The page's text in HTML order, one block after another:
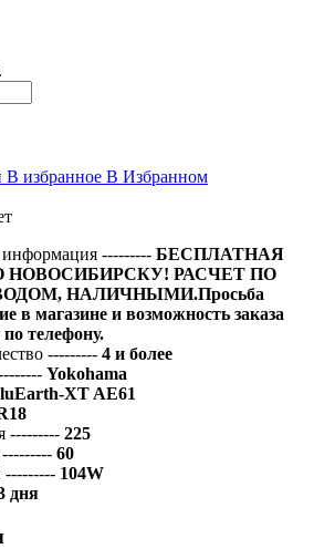
В избранное В Избранном
информация --------- БЕСПЛАТНАЯ
НОВОСИБИРСКУ! РАСЧЕТ ПО
НАЛИЧНЫМИ.Просьба
в магазине и возможность заказа
телефону.
--------- 4 и более
Yokohama
XT AE61
--------- 225
--------- 60
--------- 104W
дня